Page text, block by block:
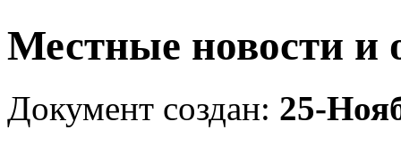
Местные новости и
Документ создан: 25-